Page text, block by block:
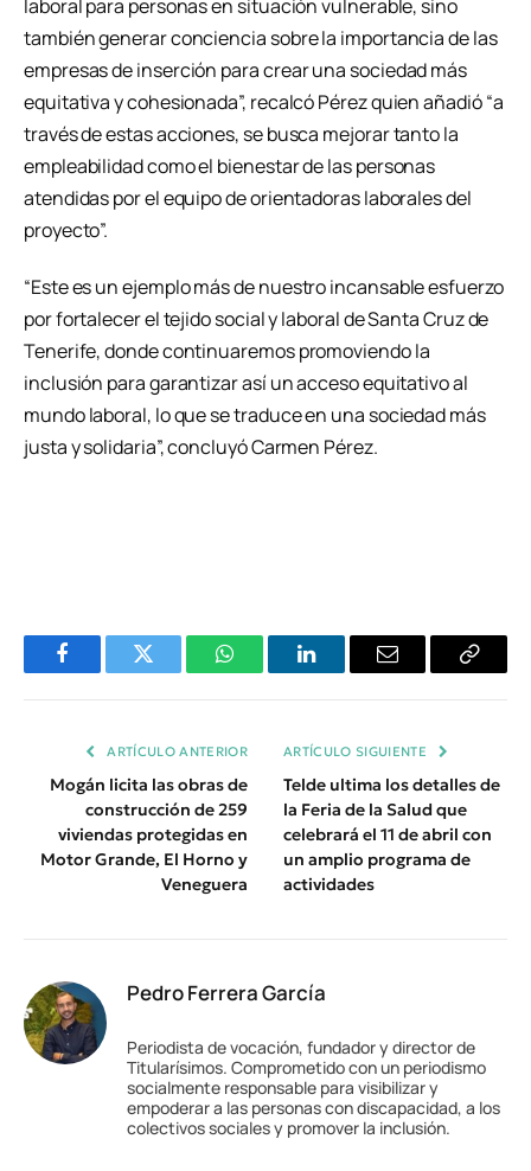
laboral para personas en situación vulnerable, sino
también generar conciencia sobre la importancia de las
empresas de inserción para crear una sociedad más
equitativa y cohesionada”, recalcó Pérez quien añadió “a
través de estas acciones, se busca mejorar tanto la
empleabilidad como el bienestar de las personas
atendidas por el equipo de orientadoras laborales del
proyecto”.
“Este es un ejemplo más de nuestro incansable esfuerzo
por fortalecer el tejido social y laboral de Santa Cruz de
Tenerife, donde continuaremos promoviendo la
inclusión para garantizar así un acceso equitativo al
mundo laboral, lo que se traduce en una sociedad más
justa y solidaria”, concluyó Carmen Pérez.
FacebookTwitter WhatsAppLinkedInEmail
Copiar
ARTÍCULO ANTERIOR
Mogán licita las obras de
construcción de 259
viviendas protegidas en
Motor Grande, El Horno y
Veneguera
ARTÍCULO SIGUIENTE
Telde ultima los detalles de
la Feria de la Salud que
celebrará el 11 de abril con
un amplio programa de
actividades
Pedro Ferrera García
Periodista de vocación, fundador y director de
Titularísimos. Comprometido con un periodismo
socialmente responsable para visibilizar y
empoderar a las personas con discapacidad, a los
colectivos sociales y promover la inclusión.